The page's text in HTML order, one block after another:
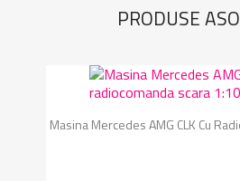
PRODUSE
Masina Mercedes AMG CLK Cu